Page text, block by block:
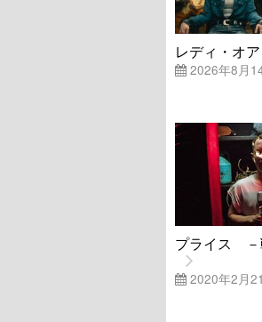
レディ・オ
2026年8月
プライス －
2020年2月